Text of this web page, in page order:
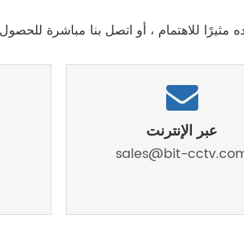
عبر الإنترنت
sales@bit-